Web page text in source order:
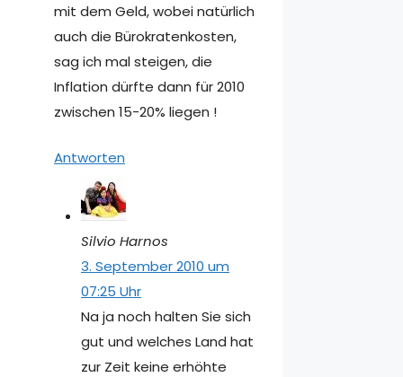
mit dem Geld, wobei natürlich
auch die Bürokratenkosten,
sag ich mal steigen, die
Inflation dürfte dann für 2010
zwischen 15-20% liegen !
Antworten
Silvio Harnos
3. September 2010 um
07:25 Uhr
Na ja noch halten Sie sich
gut und welches Land hat
zur Zeit keine erhöhte